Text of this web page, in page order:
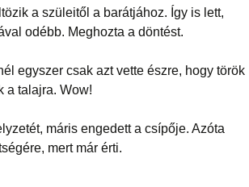
a szüleitől a barátjához. Így is lett,
odébb. Meghozta a döntést.
egyszer csak azt vette észre, hogy török
a talajra. Wow!
máris engedett a csípője. Azóta
mert már érti.